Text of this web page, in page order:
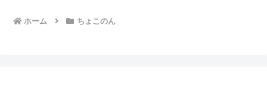
ホーム ちょこのん